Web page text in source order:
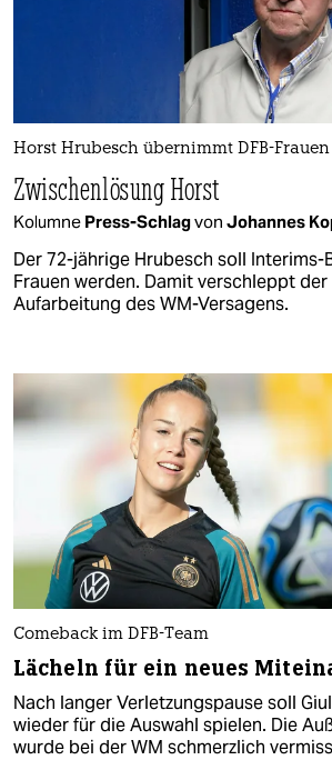
Horst Hrubesch übernimmt DFB-Frauen
Zwischenlösung Horst
Kolumne Press-Schlagvon Johannes
Der 72-jährige Hrubesch soll
Frauen werden. Damit verschleppt der
Aufarbeitung des WM-Versagens.
Comeback im DFB-Team
Lächeln für ein neues
Nach langer Verletzungspause soll
wieder für die Auswahl spielen. Die
wurde bei der WM schmerzlich